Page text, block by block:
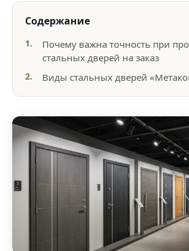
Содержание
Почему важна точность при
стальных дверей на заказ
Виды стальных дверей